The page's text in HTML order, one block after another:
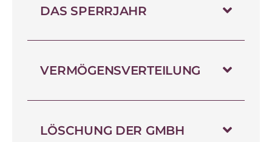
DAS SPERRJAHR
VERMÖGENSVERTEILUNG
LÖSCHUNG DER GMBH